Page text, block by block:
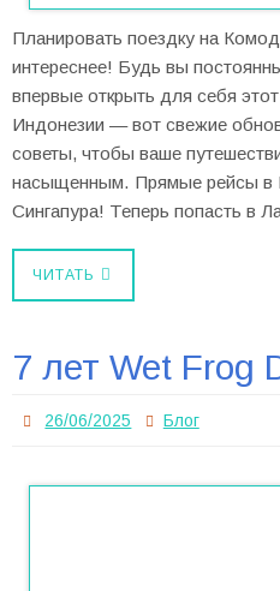
Планировать поездку на
интереснее! Будь вы
впервые открыть для себя
Индонезии — вот свежие
советы, чтобы ваше
насыщенным. Прямые рейсы в
Сингапура! Теперь попасть в
ЧИТАТЬ
7 лет Wet Frog
26/06/2025 Блог